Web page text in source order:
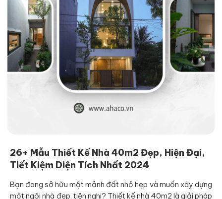
26+ Mẫu Thiết Kế Nhà 40m2 Đẹp, Hiện Đại,
Tiết Kiệm Diện Tích Nhất 2024
Bạn đang sở hữu một mảnh đất nhỏ hẹp và muốn xây dựng
một ngôi nhà đẹp, tiện nghi? Thiết kế nhà 40m2 là giải pháp